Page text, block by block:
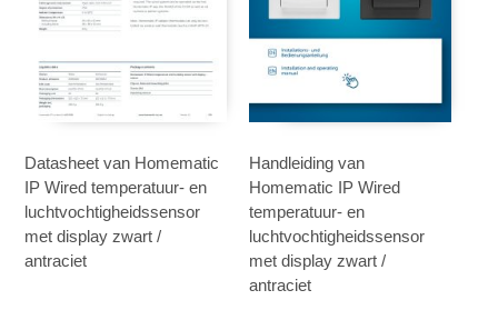
Datasheet van Homematic
IP Wired temperatuur- en
luchtvochtigheidssensor
met display zwart /
antraciet
Handleiding van
Homematic IP Wired
temperatuur- en
luchtvochtigheidssensor
met display zwart /
antraciet